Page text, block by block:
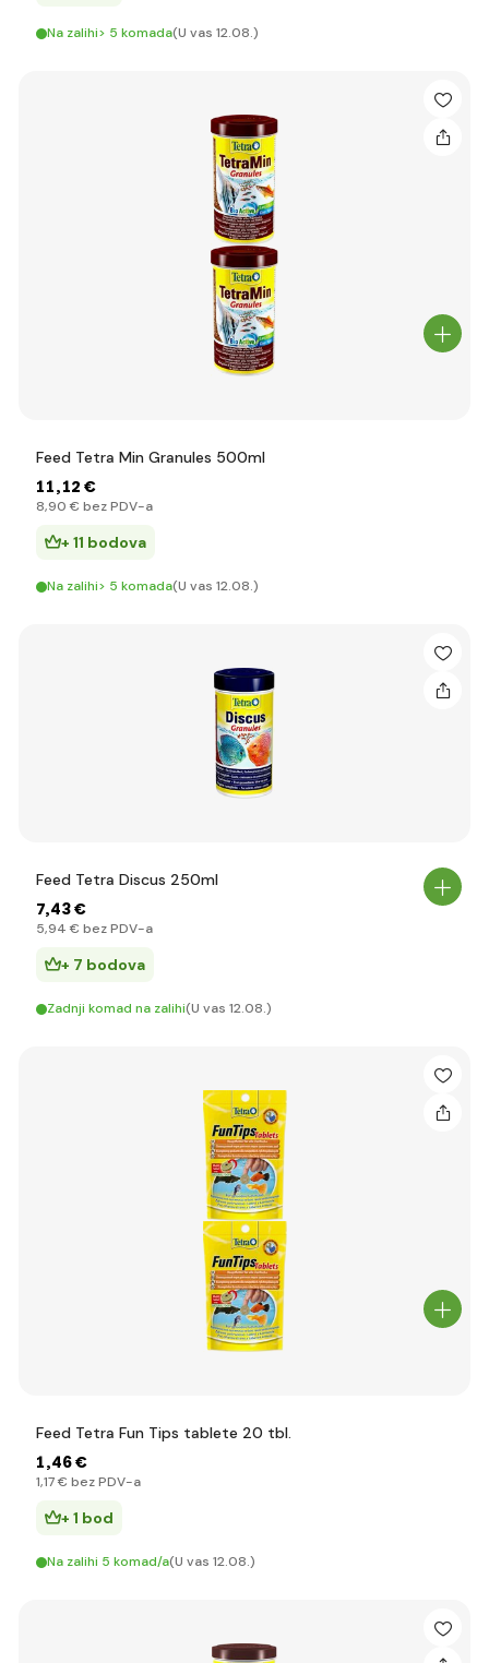
Na zalihi> 5 komada(U vas 12.08.)
Feed Tetra Min Granules 500ml
11,12 €
8,90 € bez PDV-a
+ 11 bodova
Na zalihi> 5 komada(U vas 12.08.)
Feed Tetra Discus 250ml
7,43 €
5,94 € bez PDV-a
+ 7 bodova
Zadnji komad na zalihi(U vas 12.08.)
Feed Tetra Fun Tips tablete 20 tbl.
1,46 €
1,17 € bez PDV-a
+ 1 bod
Na zalihi 5 komad/a(U vas 12.08.)